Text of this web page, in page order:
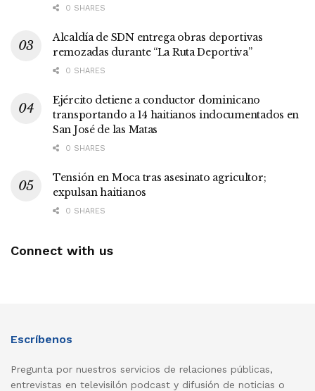
0 SHARES
Alcaldía de SDN entrega obras deportivas
remozadas durante “La Ruta Deportiva”
0 SHARES
Ejército detiene a conductor dominicano
transportando a 14 haitianos indocumentados en
San José de las Matas
0 SHARES
Tensión en Moca tras asesinato agricultor;
expulsan haitianos
0 SHARES
Connect with us
Escríbenos
Pregunta por nuestros servicios de relaciones públicas,
entrevistas en televisilón podcast y difusión de noticias o